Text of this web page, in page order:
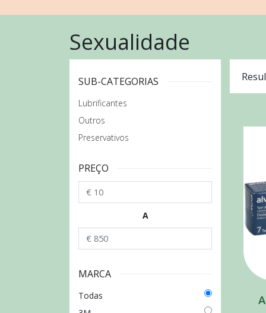
Sexualidade
SUB-CATEGORIAS
Lubrificantes
Outros
Preservativos
PREÇO
A
MARCA
Todas